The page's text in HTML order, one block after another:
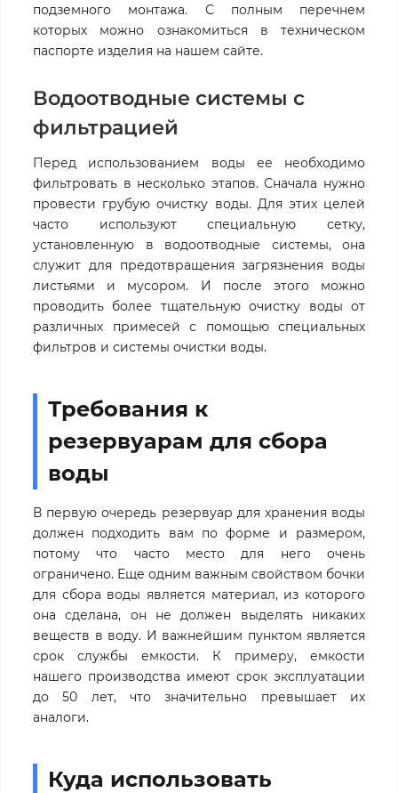
подземного монтажа. С полным перечнем
которых можно ознакомиться в техническом
паспорте изделия на нашем сайте.
Водоотводные системы с
фильтрацией
Перед использованием воды ее необходимо
фильтровать в несколько этапов. Сначала нужно
провести грубую очистку воды. Для этих целей
часто используют специальную сетку,
установленную в водоотводные системы, она
служит для предотвращения загрязнения воды
листьями и мусором. И после этого можно
проводить более тщательную очистку воды от
различных примесей с помощью специальных
фильтров и системы очистки воды.
Требования к
резервуарам для сбора
воды
В первую очередь резервуар для хранения воды
должен подходить вам по форме и размером,
потому что часто место для него очень
ограничено. Еще одним важным свойством бочки
для сбора воды является материал, из которого
она сделана, он не должен выделять никаких
веществ в воду. И важнейшим пунктом является
срок службы емкости. К примеру, емкости
нашего производства имеют срок эксплуатации
до 50 лет, что значительно превышает их
аналоги.
Куда использовать